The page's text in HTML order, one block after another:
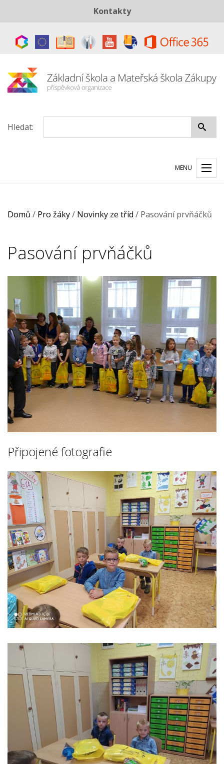
Kontakty
Datová schránka:ye8cp64
Hledat:
MENU
Domů / Pro žáky/ Novinky ze tříd / Pasování prvňáčků
Pasování prvňáčků
Připojené fotografie